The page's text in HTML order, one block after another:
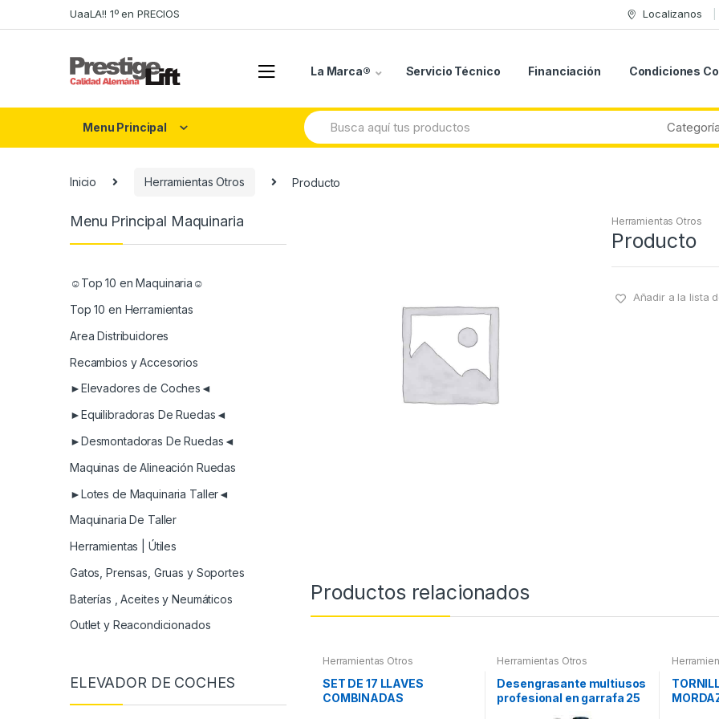
to
to
UaaLA!! 1º en PRECIOS Localizanos
La Marca® Servicio Técnico Financiación Condiciones
Menu Principal
Search
for:
Inicio Herramientas Otros Producto
Herramientas Otros
Producto
Añadir a la lista
Productos relacionados
Herramientas Otros
SET DE 17 LLAVES
COMBINADAS
Herramientas Otros
Desengrasante multiusos
profesional en garrafa 25
Menu Principal Maquinaria
☺Top 10 en Maquinaria☺
Top 10 en Herramientas
Area Distribuidores
Recambios y Accesorios
►Elevadores de Coches◄
►Equilibradoras De Ruedas◄
►Desmontadoras De Ruedas◄
Maquinas de Alineación Ruedas
►Lotes de Maquinaria Taller◄
Maquinaria De Taller
Herramientas | Útiles
Gatos, Prensas, Gruas y Soportes
Baterías , Aceites y Neumáticos
Outlet y Reacondicionados
ELEVADOR DE COCHES